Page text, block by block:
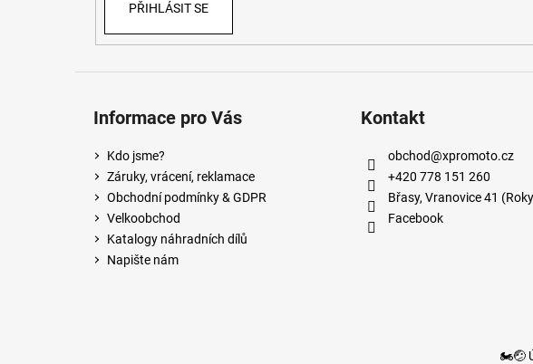
PŘIHLÁSIT SE
Informace pro Vás
Kdo jsme?
Záruky, vrácení, reklamace
Obchodní podmínky & GDPR
Velkoobchod
Katalogy náhradních dílů
Napište nám
Kontakt
obchod@xpromoto.cz
+420 778 151 260
Břasy, Vranovice 41
Facebook
🏍️🤕